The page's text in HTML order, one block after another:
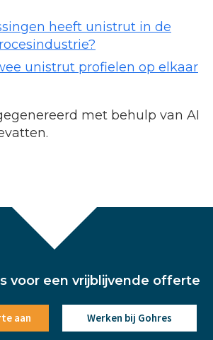
heeft unistrut in de
unistrut profielen op elkaar
met behulp van AI
voor een vrijblijvende offerte
aan Werken bij Gohres